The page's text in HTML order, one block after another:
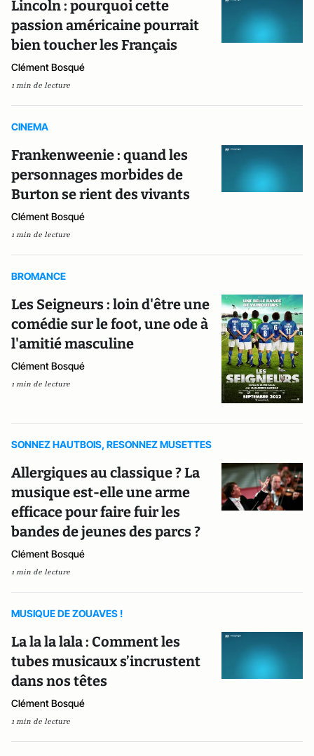
Lincoln : pourquoi cette
passion américaine pourrait
bien toucher les Français
Clément Bosqué
1 min de lecture
CINEMA
Frankenweenie : quand les
personnages morbides de
Burton se rient des vivants
Clément Bosqué
1 min de lecture
BROMANCE
Les Seigneurs : loin d'être une
comédie sur le foot, une ode à
l'amitié masculine
Clément Bosqué
1 min de lecture
SONNEZ HAUTBOIS, RESONNEZ MUSETTES
Allergiques au classique ? La
musique est-elle une arme
efficace pour faire fuir les
bandes de jeunes des parcs ?
Clément Bosqué
1 min de lecture
MUSIQUE DE ZOUAVES !
La la la lala : Comment les
tubes musicaux s’incrustent
dans nos têtes
Clément Bosqué
1 min de lecture